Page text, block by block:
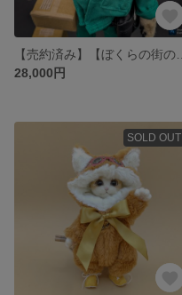
28,000円
SOLD OUT